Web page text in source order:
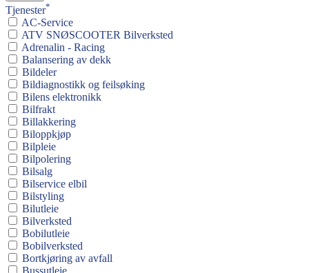
Tjenester*
AC-Service
ATV SNØSCOOTER Bilverksted
Adrenalin - Racing
Balansering av dekk
Bildeler
Bildiagnostikk og feilsøking
Bilens elektronikk
Bilfrakt
Billakkering
Biloppkjøp
Bilpleie
Bilpolering
Bilsalg
Bilservice elbil
Bilstyling
Bilutleie
Bilverksted
Bobilutleie
Bobilverksted
Bortkjøring av avfall
Bussutleie